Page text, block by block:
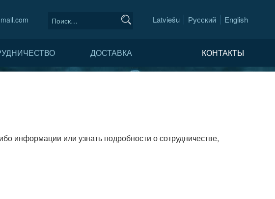
Latviešu Русский English
ДОСТАВКА КОНТАКТЫ
информации или узнать подробности о сотрудничестве,